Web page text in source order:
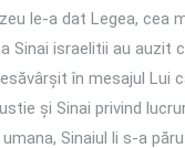
le-a dat Legea,
Sinai israelitii au auzit
în mesajul
și Sinai privind
Sinaiul li s-a